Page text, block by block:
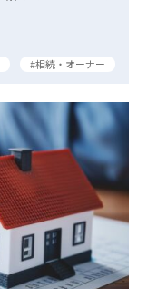
相続・オーナー